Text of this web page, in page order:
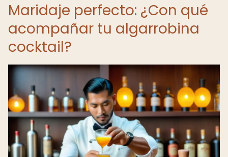
Maridaje perfecto: ¿Con qué
acompañar tu algarrobina
cocktail?